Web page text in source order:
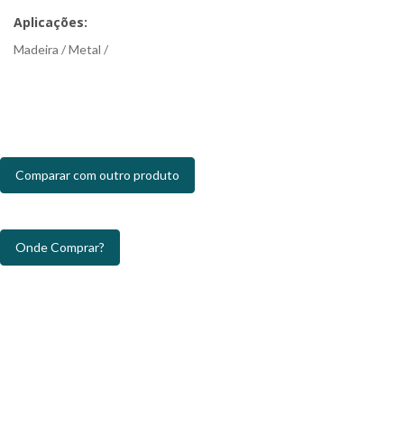
Aplicações:
Madeira / Metal /
Comparar com outro produto
Onde Comprar?